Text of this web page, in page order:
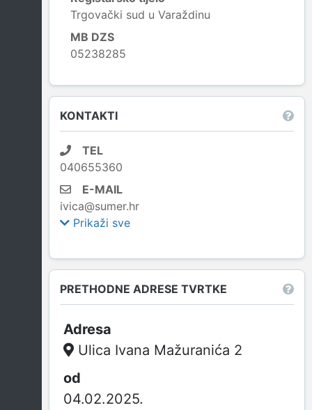
Trgovački sud u Varaždinu
MB DZS
05238285
KONTAKTI
TEL
040655360
E-MAIL
ivica@sumer.hr
Prikaži sve
PRETHODNE ADRESE TVRTKE
Ulica Ivana Mažuranića 2
04.02.2025.